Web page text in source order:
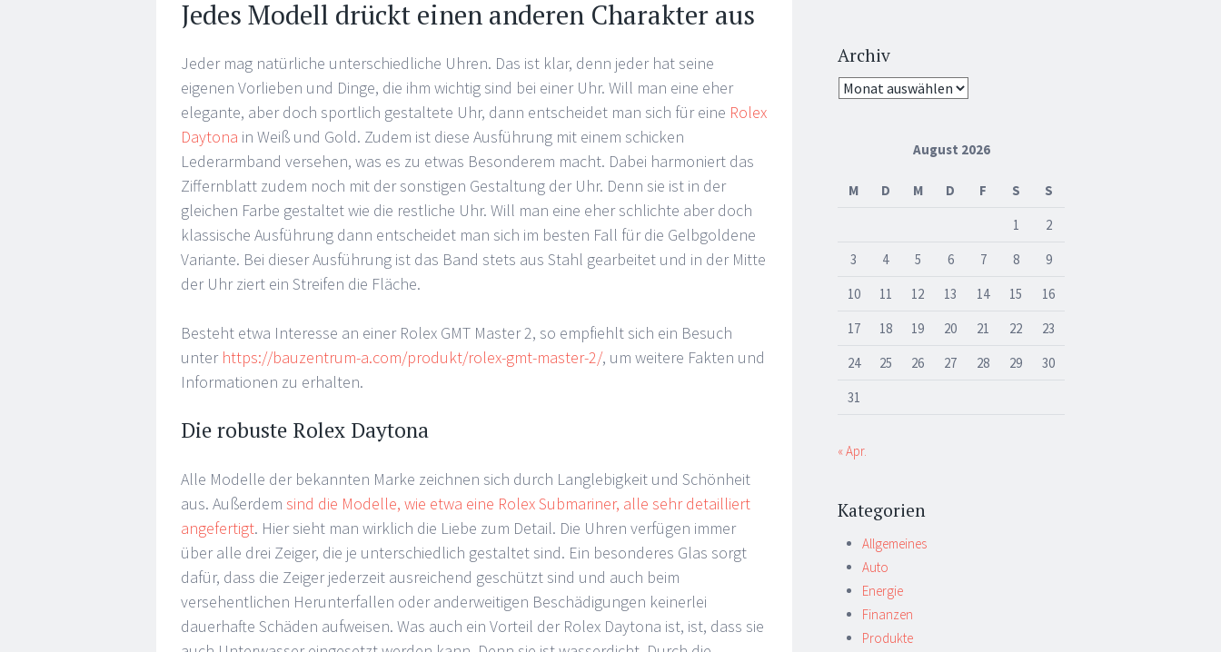
Jedes Modell drückt einen anderen Charakter aus
Jeder mag natürliche unterschiedliche Uhren. Das ist klar, denn jeder hat seine
eigenen Vorlieben und Dinge, die ihm wichtig sind bei einer Uhr. Will man eine eher
elegante, aber doch sportlich gestaltete Uhr, dann entscheidet man sich für eine Rolex
Daytona in Weiß und Gold. Zudem ist diese Ausführung mit einem schicken
Lederarmband versehen, was es zu etwas Besonderem macht. Dabei harmoniert das
Ziffernblatt zudem noch mit der sonstigen Gestaltung der Uhr. Denn sie ist in der
gleichen Farbe gestaltet wie die restliche Uhr. Will man eine eher schlichte aber doch
klassische Ausführung dann entscheidet man sich im besten Fall für die Gelbgoldene
Variante. Bei dieser Ausführung ist das Band stets aus Stahl gearbeitet und in der Mitte
der Uhr ziert ein Streifen die Fläche.
Besteht etwa Interesse an einer Rolex GMT Master 2, so empfiehlt sich ein Besuch
unter https://bauzentrum-a.com/produkt/rolex-gmt-master-2/, um weitere Fakten und
Informationen zu erhalten.
Die robuste Rolex Daytona
Alle Modelle der bekannten Marke zeichnen sich durch Langlebigkeit und Schönheit
aus. Außerdem sind die Modelle, wie etwa eine Rolex Submariner, alle sehr detailliert
angefertigt. Hier sieht man wirklich die Liebe zum Detail. Die Uhren verfügen immer
über alle drei Zeiger, die je unterschiedlich gestaltet sind. Ein besonderes Glas sorgt
dafür, dass die Zeiger jederzeit ausreichend geschützt sind und auch beim
versehentlichen Herunterfallen oder anderweitigen Beschädigungen keinerlei
dauerhafte Schäden aufweisen. Was auch ein Vorteil der Rolex Daytona ist, ist, dass sie
Archiv
Archiv
August 2026
M D M D F S
S
1
2
3
4 5 6 7 8
9
10
11 12 13 14 15
16
17
18 19 20 21 22
23
24
25 26 27 28 29
30
31
« Apr.
Kategorien
Allgemeines
Auto
Energie
Finanzen
Produkte